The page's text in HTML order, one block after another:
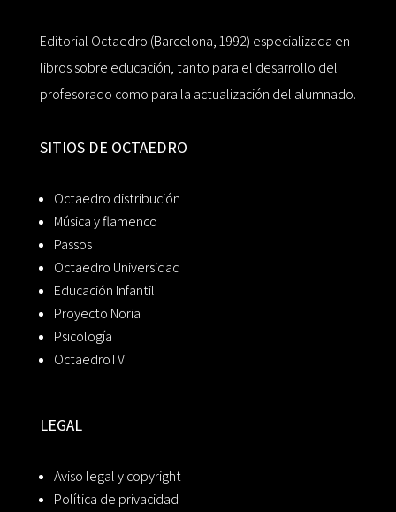
Editorial Octaedro (Barcelona, 1992) especializada en
libros sobre educación, tanto para el desarrollo del
profesorado como para la actualización del alumnado.
SITIOS DE OCTAEDRO
Octaedro distribución
Música y flamenco
Passos
Octaedro Universidad
Educación Infantil
Proyecto Noria
Psicología
OctaedroTV
LEGAL
Aviso legal y copyright
Política de privacidad